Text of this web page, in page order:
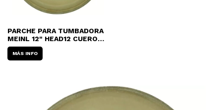
PARCHE PARA TUMBADORA
MEINL 12" HEAD12 CUERO
BUFALO
MÁS INFO